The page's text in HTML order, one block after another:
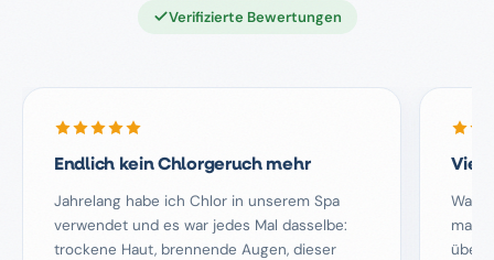
Verifizierte Bewertungen
Endlich kein Chlorgeruch mehr
Jahrelang habe ich Chlor in unserem Spa
verwendet und es war jedes Mal dasselbe:
trockene Haut, brennende Augen, dieser
Viel
War
man